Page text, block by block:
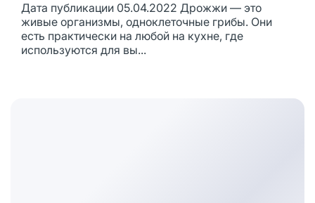
Дата публикации 05.04.2022 Дрожжи — это
живые организмы, одноклеточные грибы. Они
есть практически на любой на кухне, где
используются для вы...